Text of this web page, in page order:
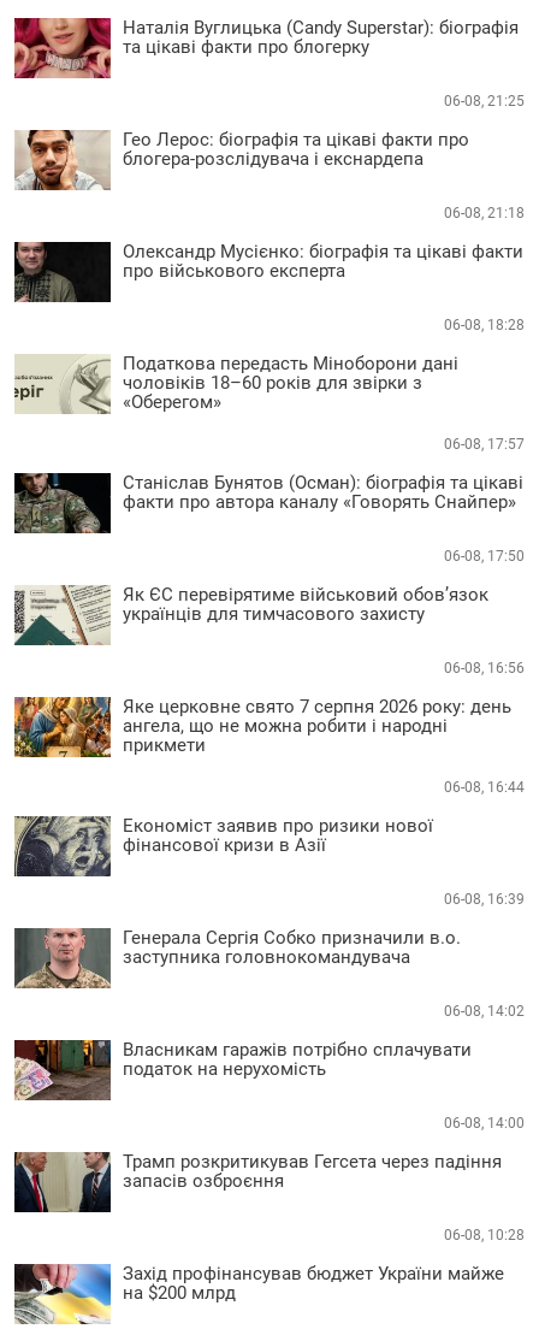
Наталія Вуглицька (Candy Superstar): біографія
та цікаві факти про блогерку
06-08, 21:25
Гео Лерос: біографія та цікаві факти про
блогера-розслідувача і екснардепа
06-08, 21:18
Олександр Мусієнко: біографія та цікаві факти
про військового експерта
06-08, 18:28
Податкова передасть Міноборони дані
чоловіків 18–60 років для звірки з
«Оберегом»
06-08, 17:57
Станіслав Бунятов (Осман): біографія та цікаві
факти про автора каналу «Говорять Снайпер»
06-08, 17:50
Як ЄС перевірятиме військовий обов’язок
українців для тимчасового захисту
06-08, 16:56
Яке церковне свято 7 серпня 2026 року: день
ангела, що не можна робити і народні
прикмети
06-08, 16:44
Економіст заявив про ризики нової
фінансової кризи в Азії
06-08, 16:39
Генерала Сергія Собко призначили в.о.
заступника головнокомандувача
06-08, 14:02
Власникам гаражів потрібно сплачувати
податок на нерухомість
06-08, 14:00
Трамп розкритикував Гегсета через падіння
запасів озброєння
06-08, 10:28
Захід профінансував бюджет України майже
на $200 млрд